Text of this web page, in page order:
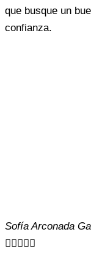
que busque un
confianza.
Sofía Arconada
